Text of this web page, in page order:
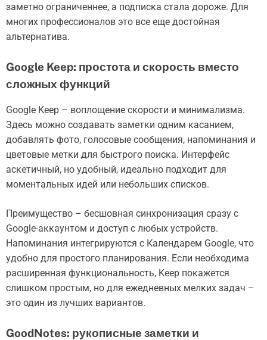
заметно ограниченнее, а подписка стала дороже. Для
многих профессионалов это все еще достойная
альтернатива.
Google Keep: простота и скорость вместо
сложных функций
Google Keep – воплощение скорости и минимализма.
Здесь можно создавать заметки одним касанием,
добавлять фото, голосовые сообщения, напоминания и
цветовые метки для быстрого поиска. Интерфейс
аскетичный, но удобный, идеально подходит для
моментальных идей или небольших списков.
Преимущество – бесшовная синхронизация сразу с
Google-аккаунтом и доступ с любых устройств.
Напоминания интегрируются с Календарем Google, что
удобно для простого планирования. Если необходима
расширенная функциональность, Keep покажется
слишком простым, но для ежедневных мелких задач –
это один из лучших вариантов.
GoodNotes: рукописные заметки и